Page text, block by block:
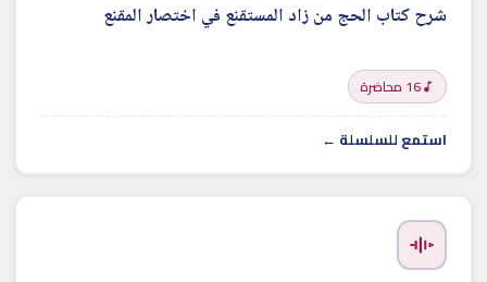
شرح كتاب الحج من زاد المستقنع في اختصار المقنع
16 محاضرة
استمع للسلسلة ←